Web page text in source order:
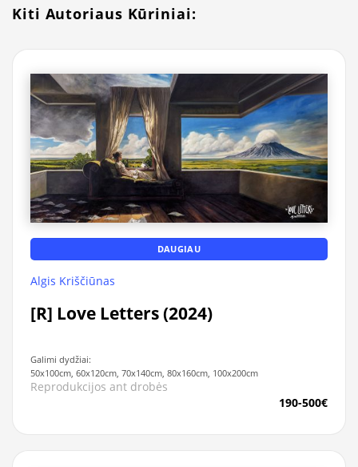
Kiti Autoriaus Kūriniai:
DAUGIAU
Algis Kriščiūnas
[R] Love Letters (2024)
Galimi dydžiai:
50x100cm, 60x120cm, 70x140cm, 80x160cm, 100x200cm
Reprodukcijos ant drobės
190-500€